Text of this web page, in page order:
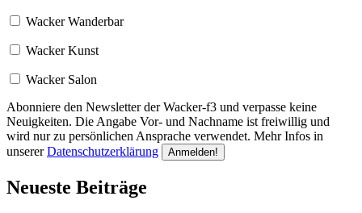
Wacker Wanderbar
Wacker Kunst
Wacker Salon
Abonniere den Newsletter der Wacker-f3 und verpasse keine
Neuigkeiten. Die Angabe Vor- und Nachname ist freiwillig und
wird nur zu persönlichen Ansprache verwendet. Mehr Infos in
unsererDatenschutzerklärung
Neueste Beiträge